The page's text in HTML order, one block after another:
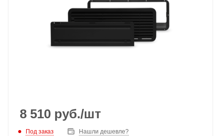
8 510 руб./шт
Под заказ Нашли дешевле?